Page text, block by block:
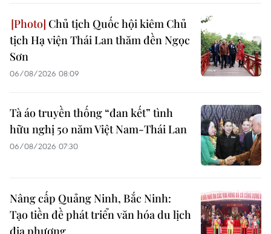
Chủ tịch Quốc hội kiêm Chủ
tịch Hạ viện Thái Lan thăm đền Ngọc
Sơn
06/08/2026 08:09
Tà áo truyền thống “đan kết” tình
hữu nghị 50 năm Việt Nam-Thái Lan
06/08/2026 07:30
Nâng cấp Quảng Ninh, Bắc Ninh:
Tạo tiền đề phát triển văn hóa du lịch
địa phương